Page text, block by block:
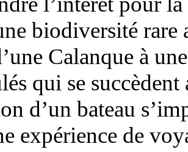
biodiversité
Calanque à
qui se
d’un bateau
expérience de